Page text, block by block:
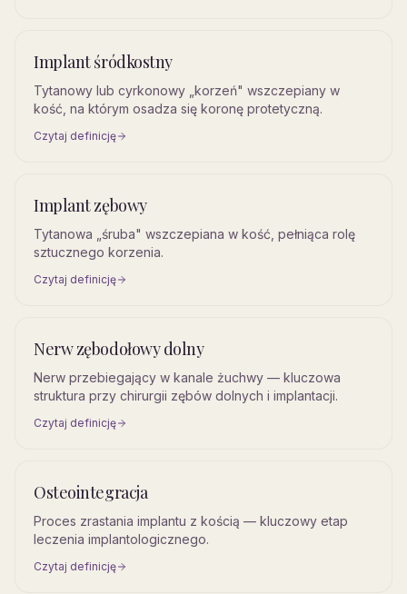
Implant śródkostny
Tytanowy lub cyrkonowy „korzeń" wszczepiany w
kość, na którym osadza się koronę protetyczną.
Czytaj definicję
Implant zębowy
Tytanowa „śruba" wszczepiana w kość, pełniąca rolę
sztucznego korzenia.
Czytaj definicję
Nerw zębodołowy dolny
Nerw przebiegający w kanale żuchwy — kluczowa
struktura przy chirurgii zębów dolnych i implantacji.
Czytaj definicję
Osteointegracja
Proces zrastania implantu z kością — kluczowy etap
leczenia implantologicznego.
Czytaj definicję